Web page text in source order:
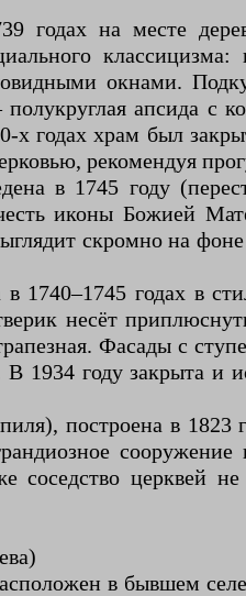
годах на месте
классицизма:
окнами.
апсида
годах храм был
рекомендуя
в 1745 году
иконы Божией
скромно на
годах в
несёт
Фасады с
году закрыта и
построена в 1823
церквей
в бывшем